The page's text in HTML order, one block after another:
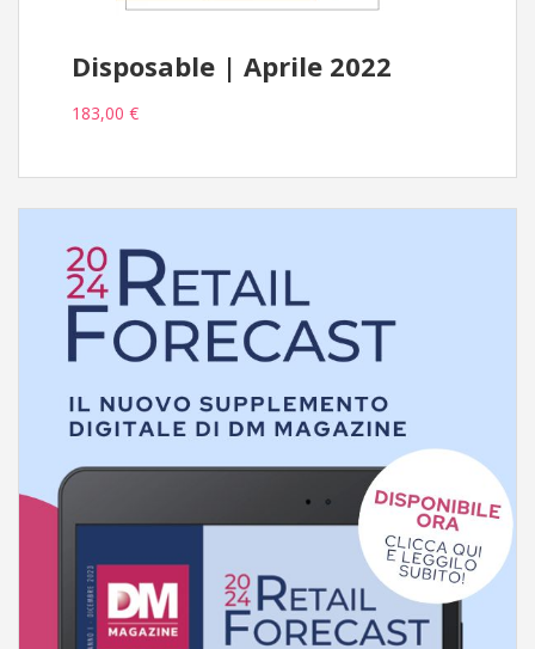
Disposable | Aprile 2022
183,00 €